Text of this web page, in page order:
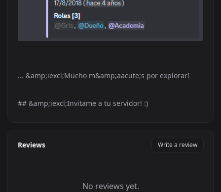
... &amp;iexcl;Mucho m&amp;aacute;s por explorar!
## &amp;iexcl;Invitame a tu servidor! :)
Reviews Write a review
No reviews yet.